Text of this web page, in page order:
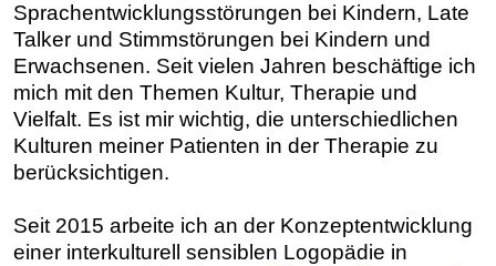
Sprachentwicklungsstörungen bei Kindern, Late
Talker und Stimmstörungen bei Kindern und
Erwachsenen. Seit vielen Jahren beschäftige ich
mich mit den Themen Kultur, Therapie und
Vielfalt. Es ist mir wichtig, die unterschiedlichen
Kulturen meiner Patienten in der Therapie zu
berücksichtigen.
Seit 2015 arbeite ich an der Konzeptentwicklung
einer interkulturell sensiblen Logopädie in